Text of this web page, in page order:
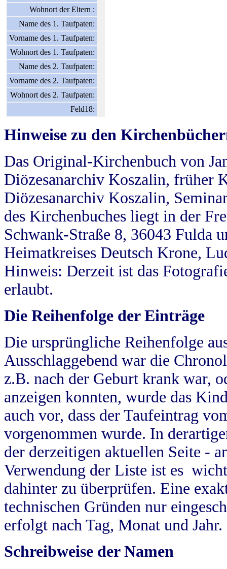
Wohnort der Eltern :
Name des 1. Taufpaten:
Vorname des 1. Taufpaten:
Wohnort des 1. Taufpaten:
Name des 2. Taufpaten:
Vorname des 2. Taufpaten:
Wohnort des 2. Taufpaten:
Feld18:
Hinweise zu den
Das Original-Kirchenbuch von
Diözesanarchiv Koszalin, früher
Diözesanarchiv Koszalin,
des Kirchenbuches liegt in der
Schwank-Straße 8, 36043 Fulda
Heimatkreises Deutsch Krone,
Hinweis: Derzeit ist das
erlaubt.
Die Reihenfolge der Einträge
Die ursprüngliche Reihenfolge
Ausschlaggebend war die
z.B. nach der Geburt krank war,
anzeigen konnten, wurde das
auch vor, dass der Taufeintrag
vorgenommen wurde. In
der derzeitigen aktuellen Seite -
Verwendung der Liste ist es
dahinter zu überprüfen. Eine
technischen Gründen nur
erfolgt nach Tag, Monat und Jahr.
Schreibweise der Namen